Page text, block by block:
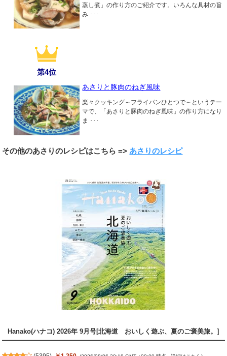
蒸し煮」の作り方のご紹介です。いろんな具材の旨
み ･･･
第4位
あさりと豚肉のねぎ風味
楽々クッキング～フライパンひとつで～というテー
マで、「あさりと豚肉のねぎ風味」の作り方になり
ま ･･･
その他のあさりのレシピはこちら => あさりのレシピ
Hanako(ハナコ) 2026年 9月号[北海道 おいしく遊ぶ、夏のご褒美旅。]